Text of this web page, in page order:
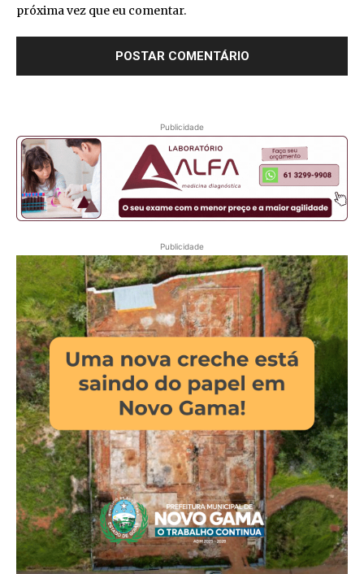
próxima vez que eu comentar.
Publicidade
Publicidade